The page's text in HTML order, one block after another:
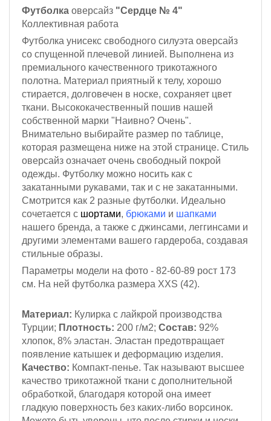
Футболка оверсайз "Сердце № 4"
Коллективная работа
Футболка унисекс свободного силуэта оверсайз
со спущенной плечевой линией. Выполнена из
премиального качественного трикотажного
полотна. Материал приятный к телу, хорошо
стирается, долговечен в носке, сохраняет цвет
ткани. Высококачественный пошив нашей
собственной марки "Наивно? Очень".
Внимательно выбирайте размер по таблице,
которая размещена ниже на этой странице. Стиль
оверсайз означает очень свободный покрой
одежды. Футболку можно носить как с
закатанными рукавами, так и с не закатанными.
Смотрится как 2 разные футболки. Идеально
сочетается с шортами, брюками и шапками
нашего бренда, а также с джинсами, леггинсами и
другими элементами вашего гардероба, создавая
стильные образы.
Параметры модели на фото - 82-60-89 рост 173
см. На ней футболка размера XXS (42).
Материал: Кулирка с лайкрой производства
Турции; Плотность: 200 г/м2; Состав: 92%
хлопок, 8% эластан. Эластан предотвращает
появление катышек и деформацию изделия.
Качество: Компакт-пенье. Так называют высшее
качество трикотажной ткани с дополнительной
обработкой, благодаря которой она имеет
гладкую поверхность без каких-либо ворсинок.